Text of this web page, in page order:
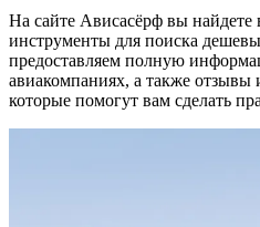
На сайте Ависасёрф вы найдете
инструменты для поиска
предоставляем полную
авиакомпаниях, а также отзывы
которые помогут вам сделать